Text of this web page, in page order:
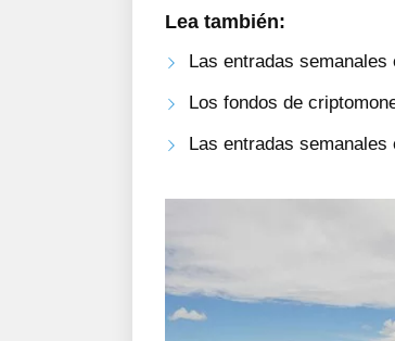
Lea también:
Las entradas
Los fondos de
Las entradas